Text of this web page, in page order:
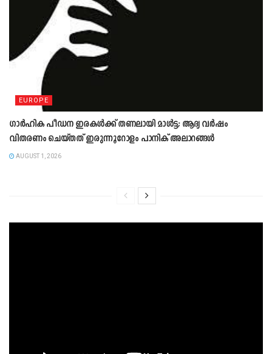
EUROPE
ഗാർഹിക പീഡന ഇരകൾക്ക് തണലായി മാൾട്ട; ആദ്യ വർഷം
വിതരണം ചെയ്തത് ഇരുന്നൂറോളം പാനിക് അലാറങ്ങൾ
AUGUST 1, 2026